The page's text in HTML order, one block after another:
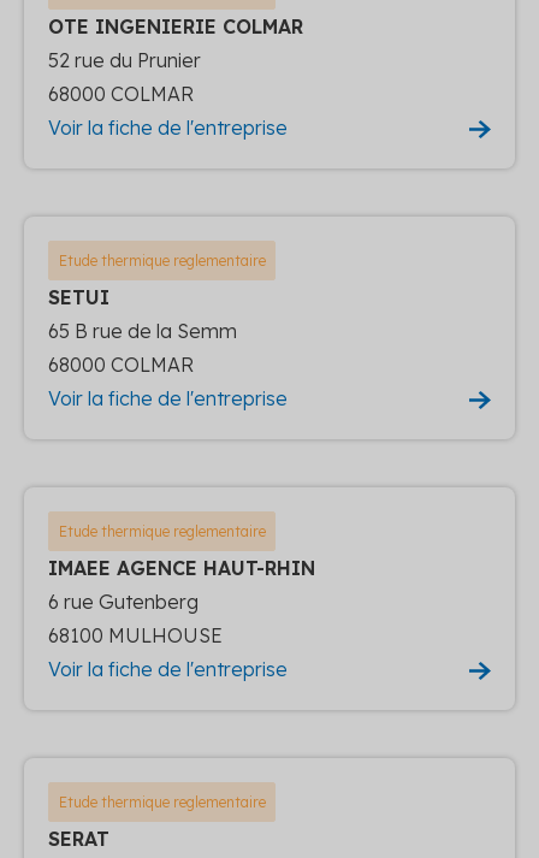
OTE INGENIERIE COLMAR
52 rue du Prunier
68000 COLMAR
Voir la fiche de l'entreprise
Etude thermique reglementaire
SETUI
65 B rue de la Semm
68000 COLMAR
Voir la fiche de l'entreprise
Etude thermique reglementaire
IMAEE AGENCE HAUT-RHIN
6 rue Gutenberg
68100 MULHOUSE
Voir la fiche de l'entreprise
Etude thermique reglementaire
SERAT